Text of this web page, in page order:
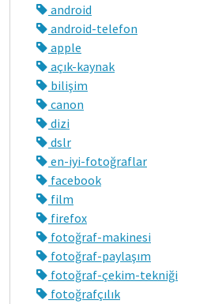
android
android-telefon
apple
açık-kaynak
bilişim
canon
dizi
dslr
en-iyi-fotoğraflar
facebook
film
firefox
fotoğraf-makinesi
fotoğraf-paylaşım
fotoğraf-çekim-tekniği
fotoğrafçılık